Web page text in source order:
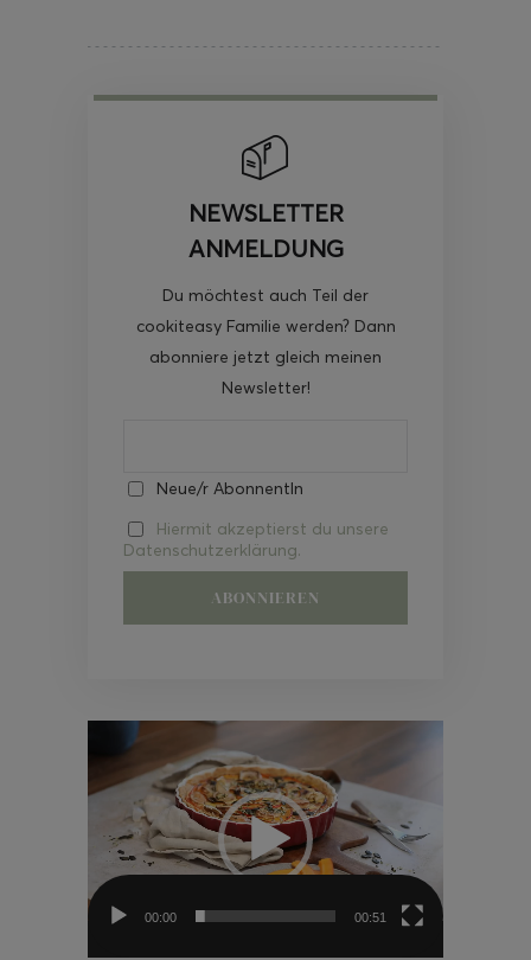
NEWSLETTER
ANMELDUNG
Du möchtest auch Teil der
cookiteasy Familie werden? Dann
abonniere jetzt gleich meinen
Newsletter!
Neue/r AbonnentIn
Hiermit akzeptierst du unsere
Datenschutzerklärung.
Video-
00:00 00:51